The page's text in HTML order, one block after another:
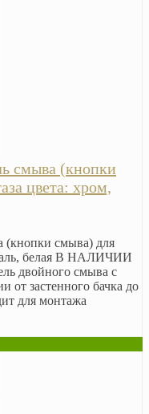
смыва (кнопки
цвета: хром,
(кнопки смыва) для
белая В НАЛИЧИИ
двойного смыва с
от застенного бачка до
для монтажа